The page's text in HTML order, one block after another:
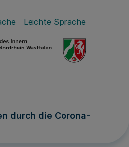
Leichte Sprache
durch die Corona-